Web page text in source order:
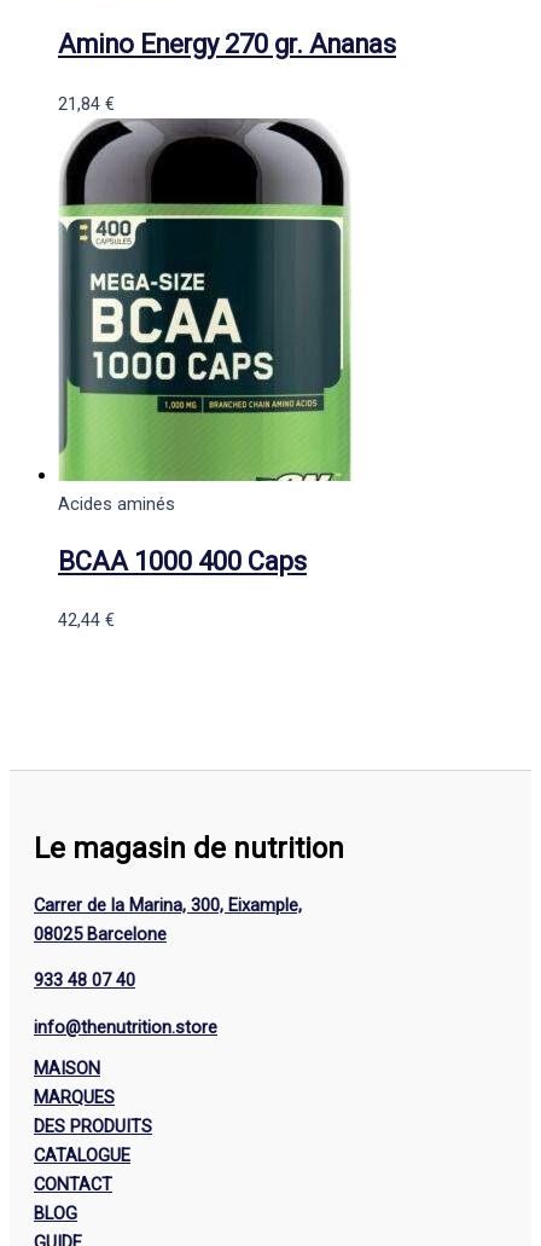
Amino Energy 270 gr. Ananas
21,84 €
Acides aminés
BCAA 1000 400 Caps
42,44 €
Le magasin de nutrition
Carrer de la Marina, 300, Eixample,
08025 Barcelone
933 48 07 40
info@thenutrition.store
MAISON
MARQUES
DES PRODUITS
CATALOGUE
CONTACT
BLOG